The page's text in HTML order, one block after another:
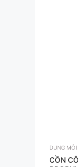
DUNG
CỒN